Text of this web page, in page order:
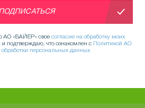
АО «БАЙЕР» свое согласие на обработку моих
и подтверждаю, что ознакомлен с Политикой АО
персональных данных